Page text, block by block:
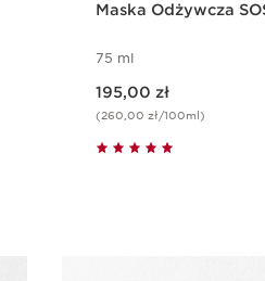
Maska Odżywcza
75 ml
195,00 zł
(260,00 zł/100ml)